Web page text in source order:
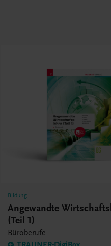
Bildung
Angewandte
(Teil 1)
Büroberufe